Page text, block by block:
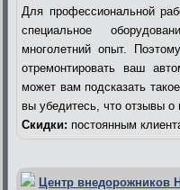
Для профессиональной
специальное
многолетний опыт.
отремонтировать ваш
может вам подсказать
вы убедитесь, что отзывы о
Скидки: постоянным
Центр внедорожников